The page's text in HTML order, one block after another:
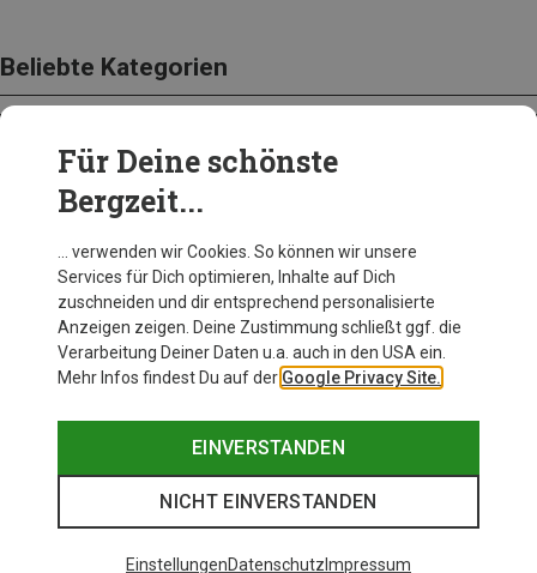
Beliebte Kategorien
BEKLEIDUNG
Für Deine schönste
Bergzeit...
… verwenden wir Cookies. So können wir unsere
Services für Dich optimieren, Inhalte auf Dich
zuschneiden und dir entsprechend personalisierte
Anzeigen zeigen. Deine Zustimmung schließt ggf. die
Verarbeitung Deiner Daten u.a. auch in den USA ein.
Mehr Infos findest Du auf der Google Privacy Site.
EINVERSTANDEN
NICHT EINVERSTANDEN
EinstellungenDatenschutz Impressum